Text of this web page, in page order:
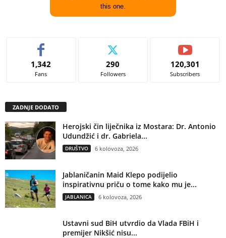
this one.
1,342
Fans
290
Followers
120,301
Subscribers
ZADNJE DODATO
Herojski čin liječnika iz Mostara: Dr. Antonio
Udundžić i dr. Gabriela...
DRUŠTVO 6 kolovoza, 2026
Jablaničanin Maid Klepo podijelio
inspirativnu priču o tome kako mu je...
JABLANICA 6 kolovoza, 2026
Ustavni sud BiH utvrdio da Vlada FBiH i
premijer Nikšić nisu...